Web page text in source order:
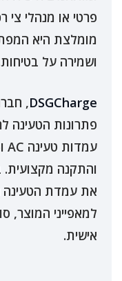
פרטי או מנהלי
מומלצת היא
ושמירה על
DSGCharge
,
פתרונות הטעינה
והתקנה מקצועית.
את עמדת הטעינה
למאפייני המוצר,
אישית.